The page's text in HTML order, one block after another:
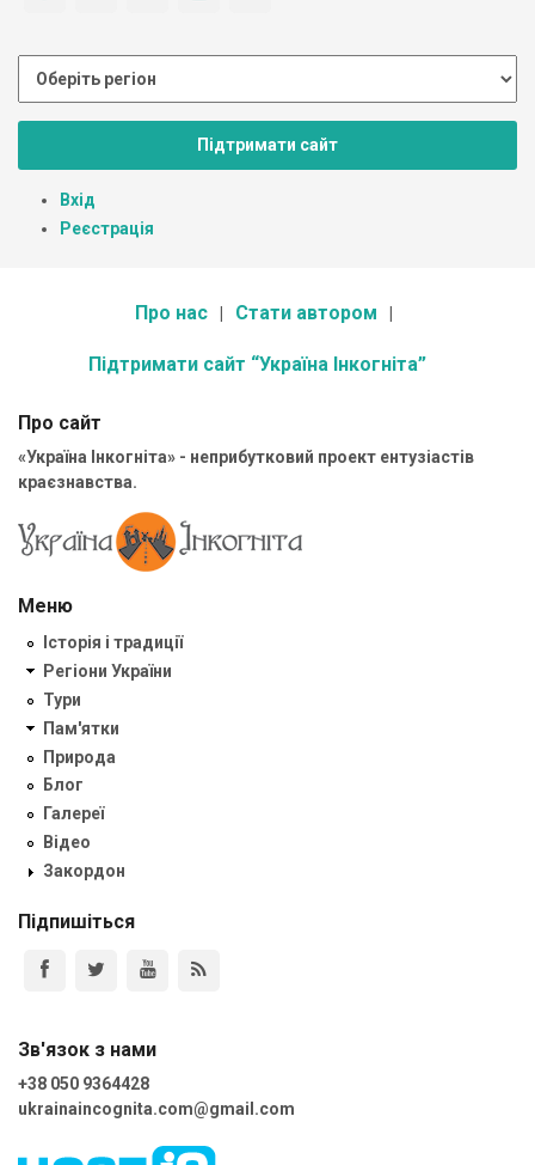
Підтримати сайт
Вхід
Реєстрація
Про нас Стати автором
Підтримати сайт “Україна Інкогніта”
Про сайт
«Україна Інкогніта» - неприбутковий проект ентузіастів
краєзнавства.
Меню
Історія і традиції
Регіони України
Тури
Пам'ятки
Природа
Блог
Галереї
Відео
Закордон
Підпишіться
Зв'язок з нами
+38 050 9364428
ukrainaincognita.com@gmail.com